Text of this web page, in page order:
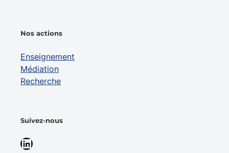
Nos actions
Enseignement
Médiation
Recherche
Suivez-nous
LinkedIn